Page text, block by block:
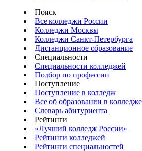
Поиск
Все колледжи России
Колледжи Москвы
Колледжи Санкт-Петербурга
Дистанционное образование
Специальности
Специальности колледжей
Подбор по профессии
Поступление
Поступление в колледж
Все об образовании в колледже
Словарь абитуриента
Рейтинги
«Лучший колледж России»
Рейтинги колледжей
Рейтинги специальностей